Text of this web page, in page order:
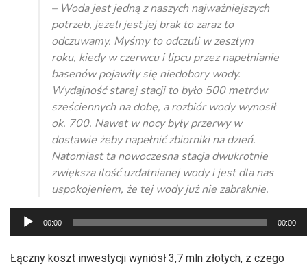
– Woda jest jedną z naszych najważniejszych
potrzeb, jeżeli jest jej brak to zaraz to
odczuwamy. Myśmy to odczuli w zeszłym
roku, kiedy w czerwcu i lipcu przez napełnianie
basenów pojawiły się niedobory wody.
Wydajność starej stacji to było 500 metrów
sześciennych na dobę, a rozbiór wody wynosił
ok. 700. Nawet w nocy były przerwy w
dostawie żeby napełnić zbiorniki na dzień.
Natomiast ta nowoczesna stacja dwukrotnie
zwiększa ilość uzdatnianej wody i jest dla nas
uspokojeniem, że tej wody już nie zabraknie.
Odtwarzacz
plików
dźwiękowych
00:00 00:00
Łączny koszt inwestycji wyniósł 3,7 mln złotych, z czego